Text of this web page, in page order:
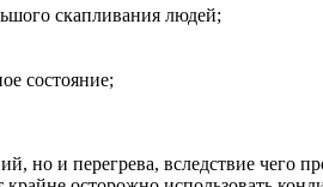
скапливания людей;
состояние;
и перегрева, вследствие чего